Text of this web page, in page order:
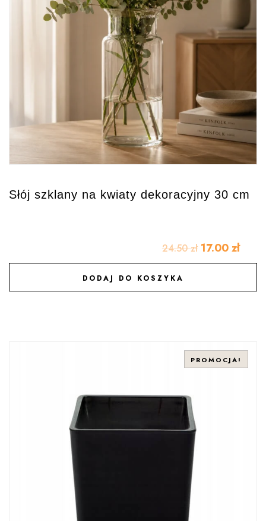
Słój szklany na kwiaty dekoracyjny 30 cm
24.50zł 17.00 zł
DODAJ DO KOSZYKA
DODAJ DO ULUBIONYCH
PROMOCJA!